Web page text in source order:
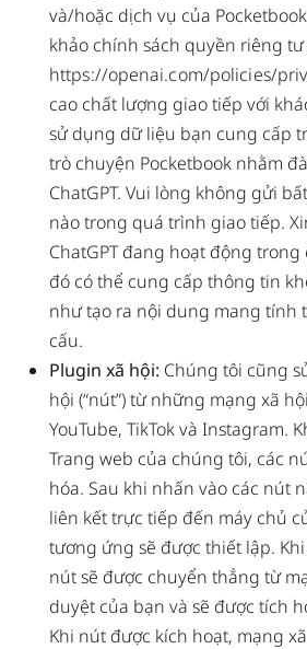
và/hoặc dịch vụ của
khảo chính sách quyền riêng
https://openai.com/policies/
cao chất lượng giao tiếp với
sử dụng dữ liệu bạn cung cấp
trò chuyện Pocketbook nhằm
ChatGPT. Vui lòng không gửi
nào trong quá trình giao tiếp.
ChatGPT đang hoạt động
đó có thể cung cấp thông tin
như tạo ra nội dung mang tính
cấu.
Plugin xã hội: Chúng tôi cũng
hội (“nút”) từ những mạng xã
YouTube, TikTok và Instagram.
Trang web của chúng tôi, các
hóa. Sau khi nhấn vào các nút
liên kết trực tiếp đến máy chủ
tương ứng sẽ được thiết lập.
nút sẽ được chuyển thẳng từ
duyệt của bạn và sẽ được tích
Khi nút được kích hoạt, mạng